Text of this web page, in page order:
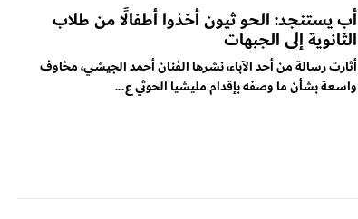
أب يستنجد: الحو ثيون أخذوا أطفالًا من طلاب
الثانوية إلى الجبهات
أثارت رسالة من أحد الآباء، نشرها الفنان أحمد الجيشي، مخاوف
واسعة بشأن ما وصفه بإقدام مليشيا الحوثي ع...